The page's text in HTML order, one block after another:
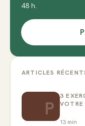
48 h.
ARTICLES
P
3
VOTRE
13 min